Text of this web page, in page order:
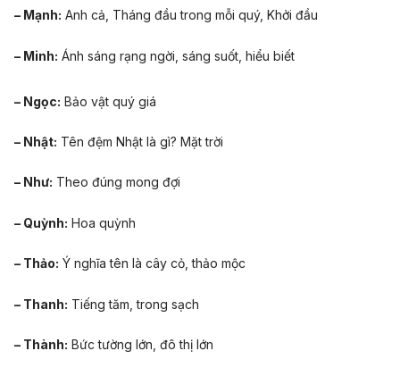
– Mạnh: Anh cả, Tháng đầu trong mỗi quý, Khởi đầu
– Minh: Ánh sáng rạng ngời, sáng suốt, hiểu biết
– Ngọc: Bảo vật quý giá
– Nhật: Tên đệm Nhật là gì? Mặt trời
– Như: Theo đúng mong đợi
– Quỳnh: Hoa quỳnh
– Thảo: Ý nghĩa tên là cây cỏ, thảo mộc
– Thanh: Tiếng tăm, trong sạch
– Thành: Bức tường lớn, đô thị lớn